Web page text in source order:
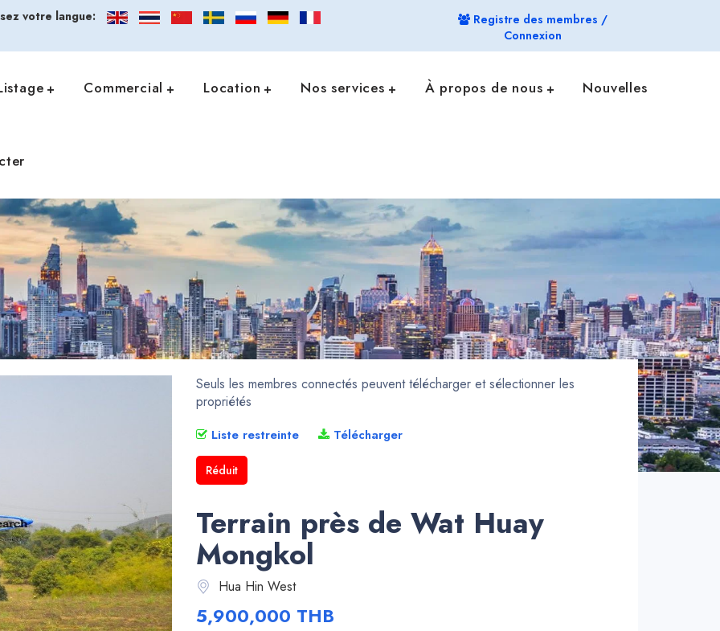
votre langue:
Registre des membres /
Connexion
Commercial Location Nos services À propos de nous Nouvelles
Seuls les membres connectés peuvent télécharger et sélectionner les
propriétés
Liste restreinte Télécharger
Réduit
Terrain près de Wat Huay
Mongkol
Hua Hin West
5,900,000 THB